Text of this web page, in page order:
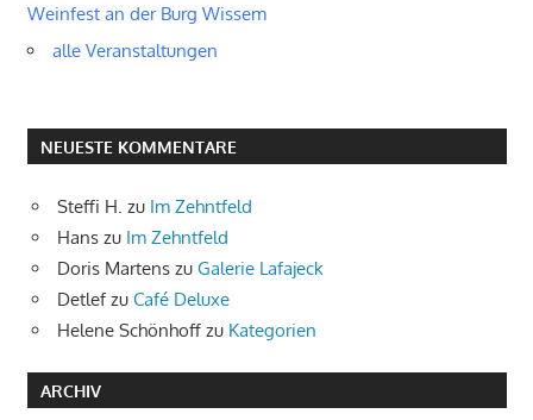
Weinfest an der Burg Wissem
alle Veranstaltungen
NEUESTE KOMMENTARE
Steffi H. zu Im Zehntfeld
Hans zu Im Zehntfeld
Doris Martens zu Galerie Lafajeck
Detlefzu Café Deluxe
Helene Schönhoff zu Kategorien
ARCHIV